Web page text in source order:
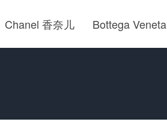
Chanel 香奈儿 Bottega Veneta